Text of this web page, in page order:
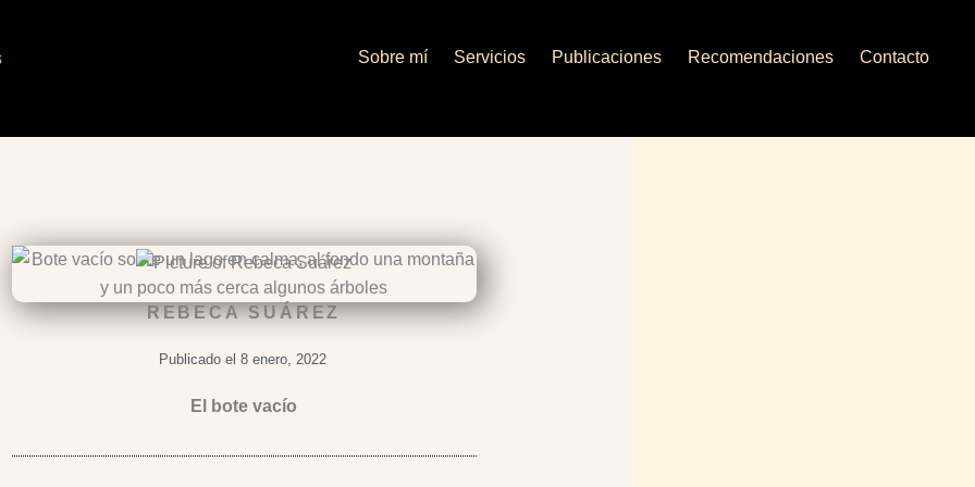
Sobre mí Servicios Publicaciones Recomendaciones Contacto
REBECA SUÁREZ
Publicado el 8 enero, 2022
El bote vacío